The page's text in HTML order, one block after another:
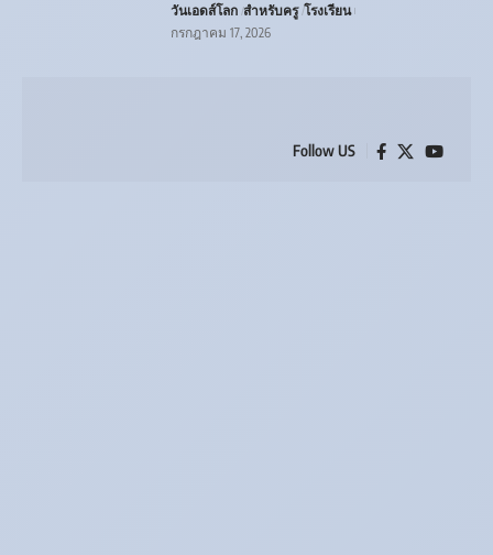
วันเอดส์โลก สำหรับครู โรงเรียน
กรกฎาคม 17, 2026
Follow US